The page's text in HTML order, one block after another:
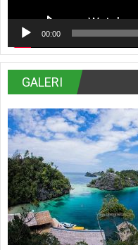
00:00
GALERI